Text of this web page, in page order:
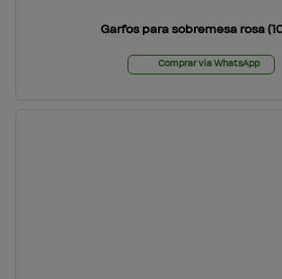
Garfos para sobremesa rosa
Comprar via WhatsApp